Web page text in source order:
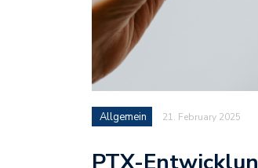
Allgemein 21. February 2025